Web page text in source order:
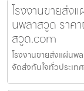
โรงงานขายส่ง
นพลาสวูด ราค
สวูด.com
โรงงานขายส่งแผ่นพ
จัดส่งทันใจทั่วประเ